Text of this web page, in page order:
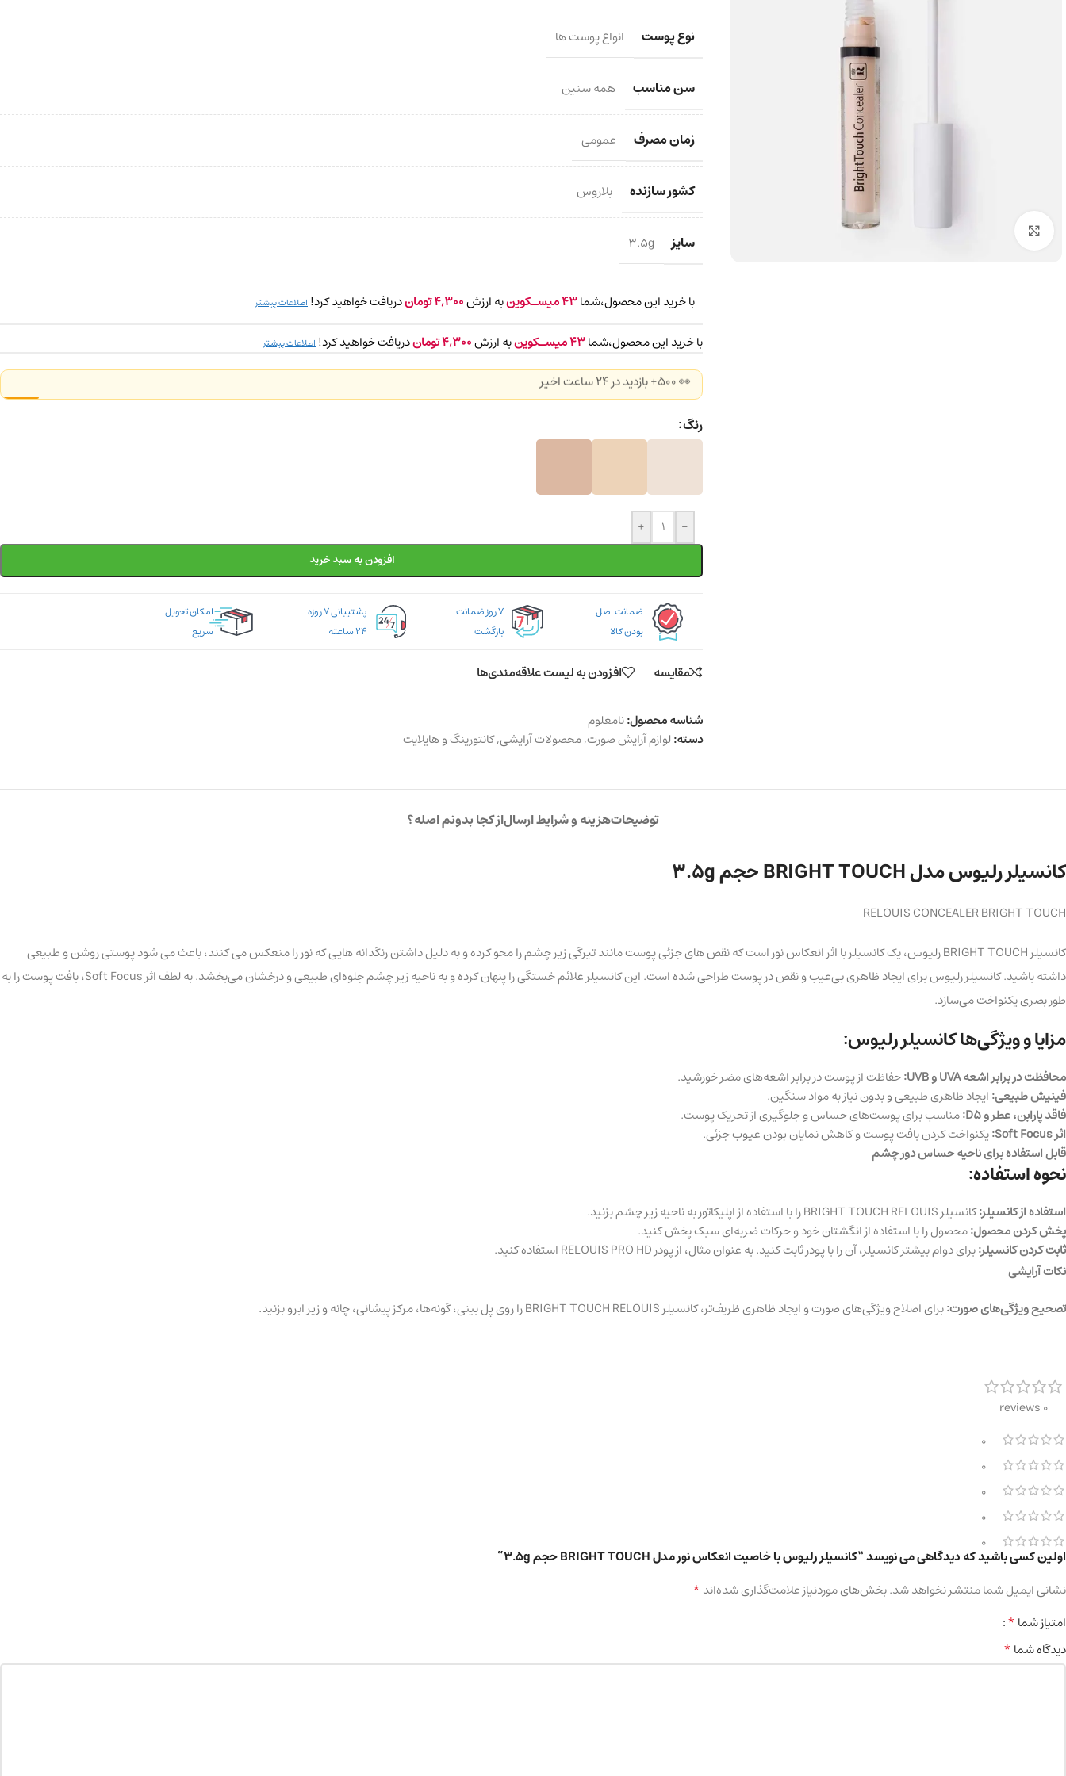
برای بزرگ‌نمایی کلیک کنید
نوع پوست انواع پوست ها
سن مناسب همه سنین
زمان مصرف عمومی
کشور سازنده بلاروس
سایز 3.5g
با خرید این محصول،شما43میسـکوینبه ارزش4,300توماندریافت خواهید کرد! اطلاعات بیشتر
با خرید این محصول،شما43میسـکوینبه ارزش4,300توماندریافت خواهید کرد! اطلاعات بیشتر
👀 500+ بازدید در ۲۴ ساعت اخیر
رنگ
-
+
افزودن به سبد خرید
ضمانت اصل
بودن کالا
۷ روز ضمانت
بازگشت
پشتیبانی ۷ روزه
۲۴ ساعته
امکان تحویل
سریع
مقایسه افزودن به لیست علاقه‌مندی‌ها
شناسه محصول:نامعلوم
دسته:لوازم آرایش صورت,محصولات آرایشی,کانتورینگ و هایلایت
توضیحاتهزینه و شرایط ارسالاز کجا بدونم اصله؟
کانسیلر رلیوس مدل BRIGHT TOUCH حجم 3.5g
RELOUIS CONCEALER BRIGHT TOUCH
کانسیلر BRIGHT TOUCH رلیوس، یک کانسیلر با اثر انعکاس نور است که نقص های جزئی پوست مانند تیرگی زیر چشم را محو کرده و به دلیل داشتن رنگدانه هایی که نور را منعکس می کنند، باعث می شود پوستی روشن و طبیعی
داشته باشید. کانسیلر رلیوس برای ایجاد ظاهری بی‌عیب و نقص در پوست طراحی شده است. این کانسیلر علائم خستگی را پنهان کرده و به ناحیه زیر چشم جلوه‌ای طبیعی و درخشان می‌بخشد. به لطف اثر Soft Focus، بافت پوست را به
طور بصری یکنواخت می‌سازد.
مزایا و ویژگی‌ها کانسیلر رلیوس:
محافظت در برابر اشعهUVA و
حفاظت از پوست در برابر اشعه‌های مضر خورشید.
فینیش طبیعی:ایجاد ظاهری طبیعی و بدون نیاز به مواد سنگین.
فاقد پارابن، عطر و
مناسب برای پوست‌های حساس و جلوگیری از تحریک پوست.
اثرSoft Focus:
یکنواخت کردن بافت پوست و کاهش نمایان بودن عیوب جزئی.
قابل استفاده برای ناحیه حساس دور چشم
نحوه استفاده:
استفاده از کانسیلر:کانسیلر BRIGHT TOUCH RELOUIS را با استفاده از اپلیکاتور به ناحیه زیر چشم بزنید.
پخش کردن محصول:محصول را با استفاده از انگشتان خود و حرکات ضربه‌ای سبک پخش کنید.
ثابت کردن کانسیلر:برای دوام بیشتر کانسیلر، آن را با پودر ثابت کنید. به عنوان مثال، از پودر RELOUIS PRO HD استفاده کنید.
نکات آرایشی
تصحیح ویژگی‌های صورت:برای اصلاح ویژگی‌های صورت و ایجاد ظاهری ظریف‌تر، کانسیلر BRIGHT TOUCH RELOUIS را روی پل بینی، گونه‌ها، مرکز پیشانی، چانه و زیر ابرو بزنید.
0 reviews
0
0
0
0
0
اولین کسی باشید که دیدگاهی می نویسد “کانسیلر رلیوس با خاصیت انعکاس نور مدل BRIGHT TOUCH حجم 3.5g”
نشانی ایمیل شما منتشر نخواهد شد.بخش‌های موردنیاز علامت‌گذاری شده‌اند*
امتیاز شما*
دیدگاه شما*